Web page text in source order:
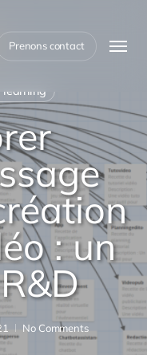
Prenons contact Menu
: un
No Comments